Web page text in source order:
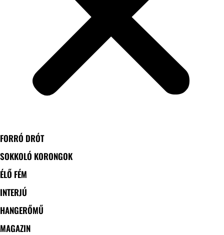
FORRÓ DRÓT
SOKKOLÓ KORONGOK
ÉLŐ FÉM
INTERJÚ
HANGERŐMŰ
MAGAZIN